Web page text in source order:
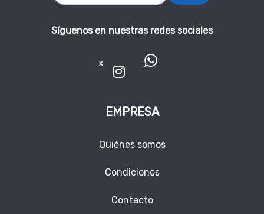
Síguenos en nuestras redes sociales
x
EMPRESA
Quiénes somos
Condiciones
Contacto